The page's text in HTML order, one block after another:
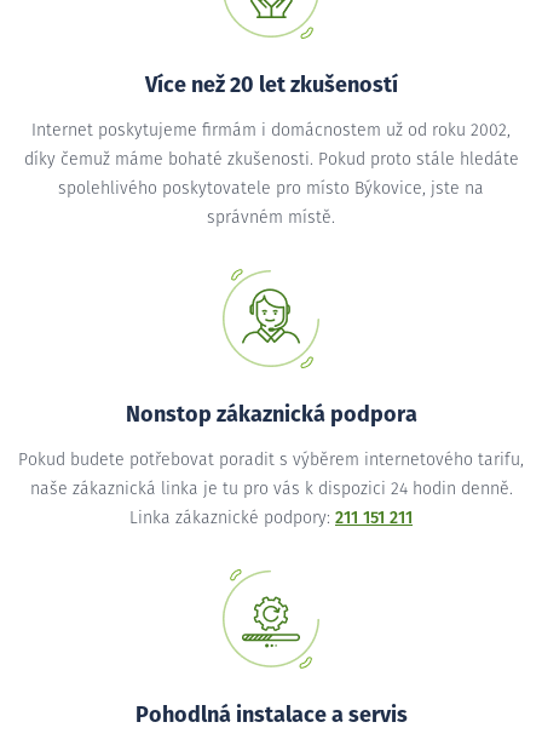
Více než 20 let zkušeností
Internet poskytujeme firmám i domácnostem už od roku 2002,
díky čemuž máme bohaté zkušenosti. Pokud proto stále hledáte
spolehlivého poskytovatele pro místo Býkovice, jste na
správném místě.
Nonstop zákaznická podpora
Pokud budete potřebovat poradit s výběrem internetového tarifu,
naše zákaznická linka je tu pro vás k dispozici 24 hodin denně.
Linka zákaznické podpory: 211 151 211
Pohodlná instalace a servis